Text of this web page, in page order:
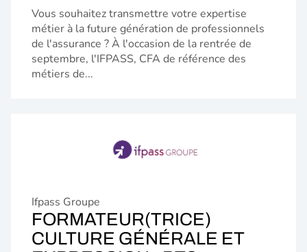
Vous souhaitez transmettre votre expertise
métier à la future génération de professionnels
de l'assurance ? À l'occasion de la rentrée de
septembre, l'IFPASS, CFA de référence des
métiers de...
Ifpass Groupe
FORMATEUR(TRICE)
CULTURE GÉNÉRALE ET